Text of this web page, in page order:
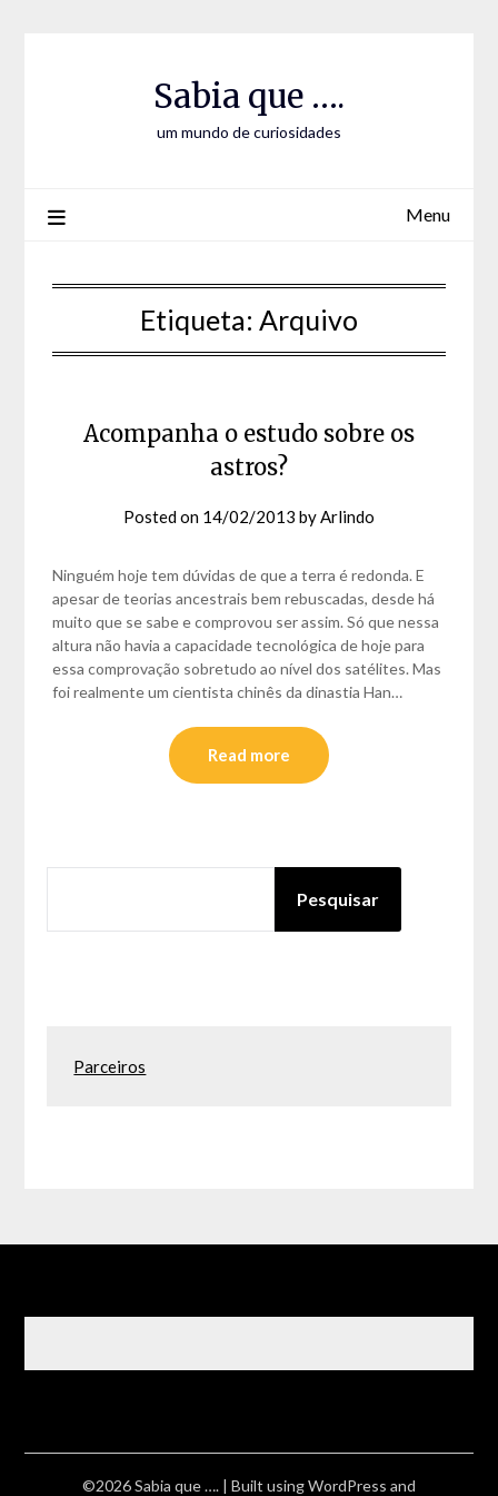
Sabia que ….
um mundo de curiosidades
Menu
Etiqueta: Arquivo
Acompanha o estudo sobre os
astros?
Posted on 14/02/2013 byArlindo
Ninguém hoje tem dúvidas de que a terra é redonda. E
apesar de teorias ancestrais bem rebuscadas, desde há
muito que se sabe e comprovou ser assim. Só que nessa
altura não havia a capacidade tecnológica de hoje para
essa comprovação sobretudo ao nível dos satélites. Mas
foi realmente um cientista chinês da dinastia Han…
Read more
Pesquisar
Parceiros
©2026 Sabia que …. | Built using WordPress and